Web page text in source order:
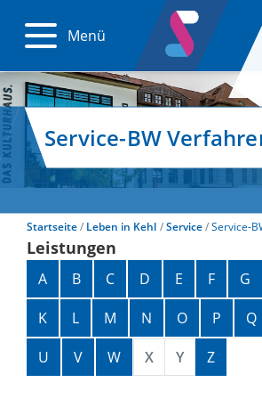
Menü
Service-BW
Startseite Leben in Kehl Service Service-
Leistungen
Alphabetisches Register
A B C D E F G
K
L M N O P Q
U
V W X Y Z